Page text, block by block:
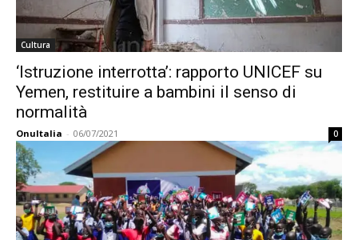
Cultura
‘Istruzione interrotta’: rapporto UNICEF su
Yemen, restituire a bambini il senso di
normalità
OnuItalia - 06/07/2021 0